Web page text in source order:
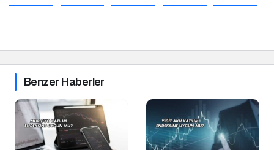
Benzer Haberler